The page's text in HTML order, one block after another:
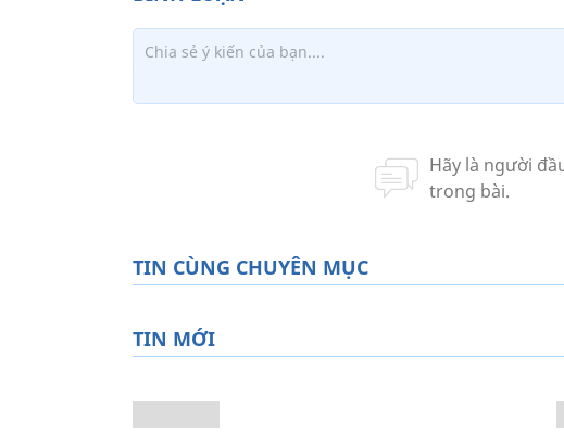
TIN CÙNG CHUYÊN MỤC
TIN MỚI